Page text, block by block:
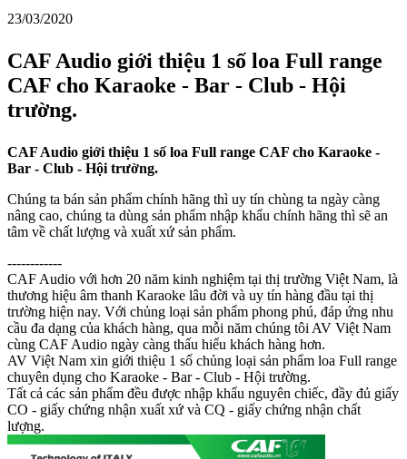
23/03/2020
CAF Audio giới thiệu 1 số loa Full range
CAF cho Karaoke - Bar - Club - Hội
trường.
CAF Audio giới thiệu 1 số loa Full range CAF cho Karaoke -
Bar - Club - Hội trường.
Chúng ta bán sản phẩm chính hãng thì uy tín chùng ta ngày càng
nâng cao, chúng ta dùng sản phẩm nhập khẩu chính hãng thì sẽ an
tâm về chất lượng và xuất xứ sản phẩm.
------------
CAF Audio với hơn 20 năm kinh nghiệm tại thị trường Việt Nam, là
thương hiệu âm thanh Karaoke lâu đời và uy tín hàng đầu tại thị
trường hiện nay. Với chủng loại sản phẩm phong phú, đáp ứng nhu
cầu đa dạng của khách hàng, qua mỗi năm chúng tôi AV Việt Nam
cùng CAF Audio ngày càng thấu hiểu khách hàng hơn.
AV Việt Nam xin giới thiệu 1 số chủng loại sản phẩm loa Full range
chuyên dụng cho Karaoke - Bar - Club - Hội trường.
Tất cả các sản phẩm đều được nhập khẩu nguyên chiếc, đầy đủ giấy
CO - giấy chứng nhận xuất xứ và CQ - giấy chứng nhận chất
lượng.